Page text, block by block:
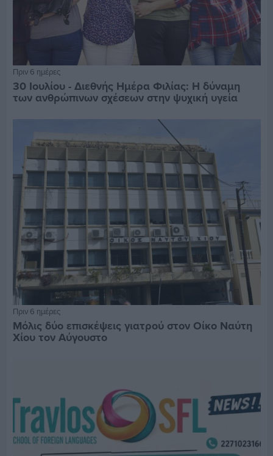
Πριν 6 ημέρες
30 Ιουλίου - Διεθνής Ημέρα Φιλίας: Η δύναμη
των ανθρώπινων σχέσεων στην ψυχική υγεία
Πριν 6 ημέρες
Μόλις δύο επισκέψεις γιατρού στον Οίκο Ναύτη
Χίου τον Αύγουστο